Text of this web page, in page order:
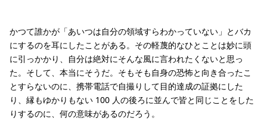
かつて誰かが「あいつは自分の領域すらわかっていない」とバカ
にするのを耳にしたことがある。その軽蔑的なひとことは妙に頭
に引っかかり、自分は絶対にそんな風に言われたくないと思っ
た。そして、本当にそうだ。そもそも自身の恐怖と向き合ったこ
とすらないのに、携帯電話で自撮りして目的達成の証拠にした
り、縁もゆかりもない 100 人の後ろに並んで皆と同じことをした
りするのに、何の意味があるのだろう。